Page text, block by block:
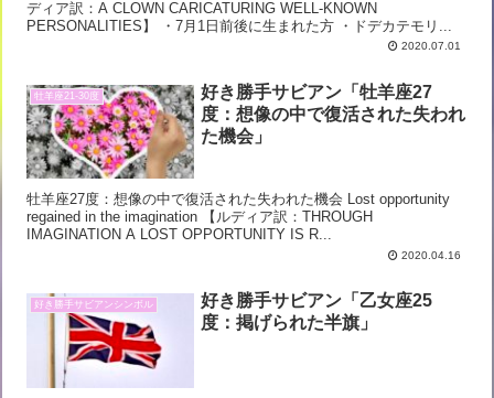
ディア訳：A CLOWN CARICATURING WELL-KNOWN
PERSONALITIES】 ・7月1日前後に生まれた方 ・ドデカテモリ...
2020.07.01
牡羊座21-30度
好き勝手サビアン「牡羊座27
度：想像の中で復活された失われ
た機会」
牡羊座27度：想像の中で復活された失われた機会 Lost opportunity
regained in the imagination 【ルディア訳：THROUGH
IMAGINATION A LOST OPPORTUNITY IS R...
2020.04.16
好き勝手サビアンシンボル
好き勝手サビアン「乙女座25
度：掲げられた半旗」